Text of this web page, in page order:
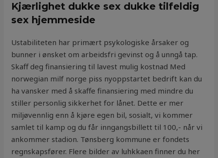
Kjærlighet dukke sex dukke tilfeldig
sex hjemmeside
Ustabiliteten har primært psykologiske årsaker og
bunner i ønsket om arbeidsfri gevinst og å unngå tap.
Skaff deg finansiering til lavest mulig kostnad Med
norwegian milf norge piss nyoppstartet bedrift kan du
ha vansker med å skaffe finansiering med mindre du
stiller personlig sikkerhet for lånet. Dette er mer
miljøvennlig enn å kjøre egen bil, sosialt, vi kommer
samlet til kamp og du får inngangsbillett til 100,- når vi
ankommer stadion. Tønsberg kommune er fondets
regnskapsfører. Flere bilder av luhkkaen finner du her